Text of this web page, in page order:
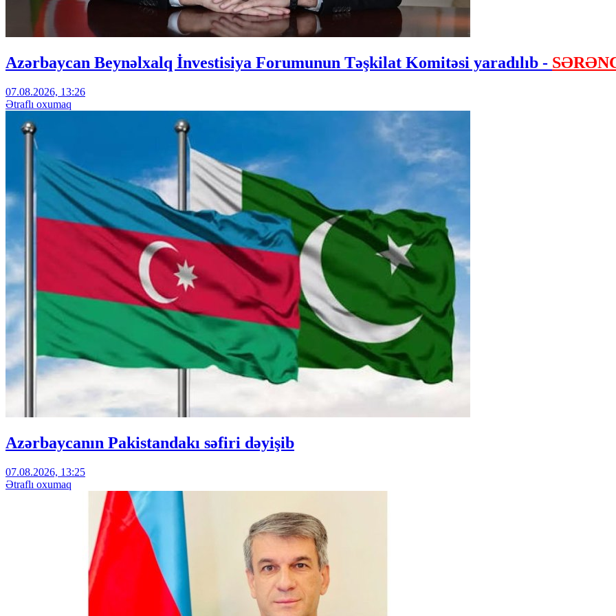
Azərbaycan Beynəlxalq İnvestisiya Forumunun Təşkilat Komitəsi yaradılıb -
07.08.2026, 13:26
Ətraflı oxumaq
Azərbaycanın Pakistandakı səfiri dəyişib
07.08.2026, 13:25
Ətraflı oxumaq